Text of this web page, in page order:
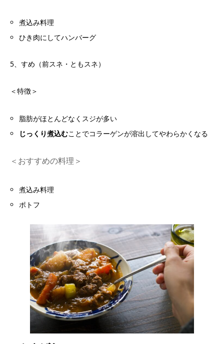
煮込み料理
ひき肉にしてハンバーグ
5、すめ（前スネ・ともスネ）
＜特徴＞
脂肪がほとんどなくスジが多い
じっくり煮込むことでコラーゲンが溶出してやわらかくなる
＜おすすめの料理＞
煮込み料理
ポトフ